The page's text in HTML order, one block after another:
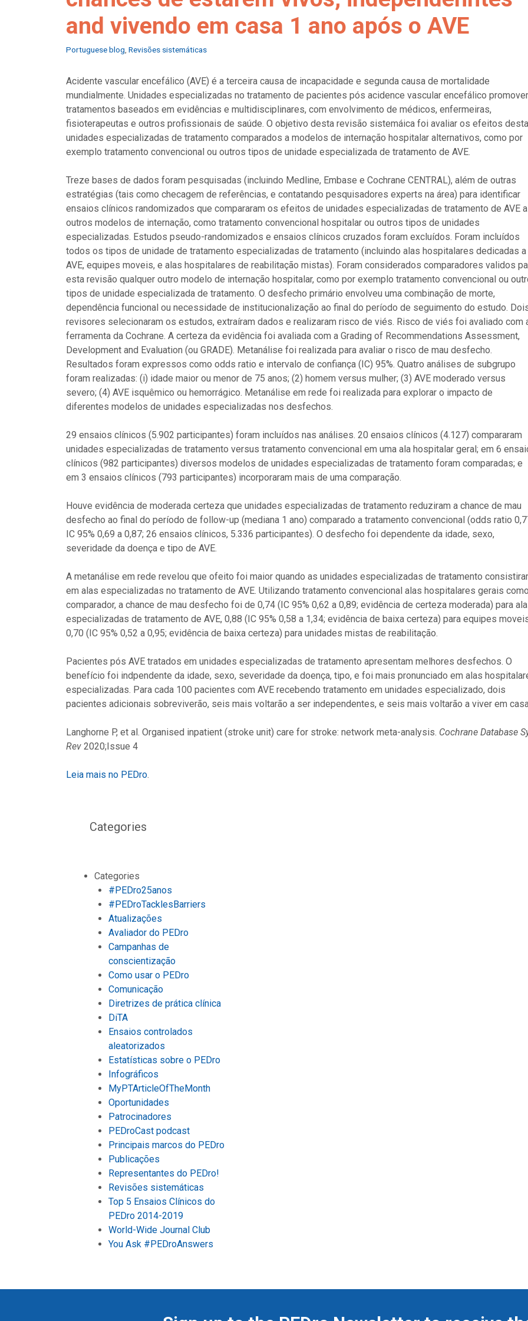
and vivendo em casa 1 ano após o AVE
Categories
Portuguese blog Revisões sistemáticas
Acidente vascular encefálico (AVE) é a terceira causa de incapacidade e segunda causa de mortalidade
mundialmente. Unidades especializadas no tratamento de pacientes pós acidence vascular encefálico
tratamentos baseados em evidências e multidisciplinares, com envolvimento de médicos, enfermeiras,
fisioterapeutas e outros profissionais de saúde. O objetivo desta revisão sistemáica foi avaliar os efeitos
unidades especializadas de tratamento comparados a modelos de internação hospitalar alternativos, como por
exemplo tratamento convencional ou outros tipos de unidade especializada de tratamento de AVE.
Treze bases de dados foram pesquisadas (incluindo Medline, Embase e Cochrane CENTRAL), além de outras
estratégias (tais como checagem de referências, e contatando pesquisadores experts na área) para identificar
ensaios clínicos randomizados que compararam os efeitos de unidades especializadas de tratamento de AVE a
outros modelos de internação, como tratamento convencional hospitalar ou outros tipos de unidades
especializadas. Estudos pseudo-randomizados e ensaios clínicos cruzados foram excluídos. Foram incluídos
todos os tipos de unidade de tratamento especializadas de tratamento (incluindo alas hospitalares dedicadas a
AVE, equipes moveis, e alas hospitalares de reabilitação mistas). Foram considerados comparadores validos
esta revisão qualquer outro modelo de internação hospitalar, como por exemplo tratamento convencional ou
tipos de unidade especializada de tratamento. O desfecho primário envolveu uma combinação de morte,
dependência funcional ou necessidade de institucionalização ao final do período de seguimento do estudo.
revisores selecionaram os estudos, extraíram dados e realizaram risco de viés. Risco de viés foi avaliado com
ferramenta da Cochrane. A certeza da evidência foi avaliada com a Grading of Recommendations Assessment,
Development and Evaluation (ou GRADE). Metanálise foi realizada para avaliar o risco de mau desfecho.
Resultados foram expressos como odds ratio e intervalo de confiança (IC) 95%. Quatro análises de subgrupo
foram realizadas: (i) idade maior ou menor de 75 anos; (2) homem versus mulher; (3) AVE moderado versus
severo; (4) AVE isquêmico ou hemorrágico. Metanálise em rede foi realizada para explorar o impacto de
diferentes modelos de unidades especializadas nos desfechos.
29 ensaios clínicos (5.902 participantes) foram incluídos nas análises. 20 ensaios clínicos (4.127) compararam
unidades especializadas de tratamento versus tratamento convencional em uma ala hospitalar geral; em 6
clínicos (982 participantes) diversos modelos de unidades especializadas de tratamento foram comparadas; e
em 3 ensaios clínicos (793 participantes) incorporaram mais de uma comparação.
Houve evidência de moderada certeza que unidades especializadas de tratamento reduziram a chance de mau
desfecho ao final do período de follow-up (mediana 1 ano) comparado a tratamento convencional (odds ratio
IC 95% 0,69 a 0,87; 26 ensaios clínicos, 5.336 participantes). O desfecho foi dependente da idade, sexo,
severidade da doença e tipo de AVE.
A metanálise em rede revelou que ofeito foi maior quando as unidades especializadas de tratamento
em alas especializadas no tratamento de AVE. Utilizando tratamento convencional alas hospitalares gerais como
comparador, a chance de mau desfecho foi de 0,74 (IC 95% 0,62 a 0,89; evidência de certeza moderada) para
especializadas de tratamento de AVE, 0,88 (IC 95% 0,58 a 1,34; evidência de baixa certeza) para equipes
0,70 (IC 95% 0,52 a 0,95; evidência de baixa certeza) para unidades mistas de reabilitação.
Pacientes pós AVE tratados em unidades especializadas de tratamento apresentam melhores desfechos. O
benefício foi indpendente da idade, sexo, severidade da doença, tipo, e foi mais pronunciado em alas
especializadas. Para cada 100 pacientes com AVE recebendo tratamento em unidades especializado, dois
pacientes adicionais sobreviverão, seis mais voltarão a ser independentes, e seis mais voltarão a viver em
Langhorne P, et al. Organised inpatient (stroke unit) care for stroke: network meta-analysis. Cochrane Database
Rev 2020;Issue 4
Leia mais no PEDro.
Categories
Categories
#PEDro25anos
#PEDroTacklesBarriers
Atualizações
Avaliador do PEDro
Campanhas de
conscientização
Como usar o PEDro
Comunicação
Diretrizes de prática clínica
DiTA
Ensaios controlados
aleatorizados
Estatísticas sobre o PEDro
Infográficos
MyPTArticleOfTheMonth
Oportunidades
Patrocinadores
PEDroCast podcast
Principais marcos do PEDro
Publicações
Representantes do PEDro!
Revisões sistemáticas
Top 5 Ensaios Clínicos do
PEDro 2014-2019
World-Wide Journal Club
You Ask #PEDroAnswers